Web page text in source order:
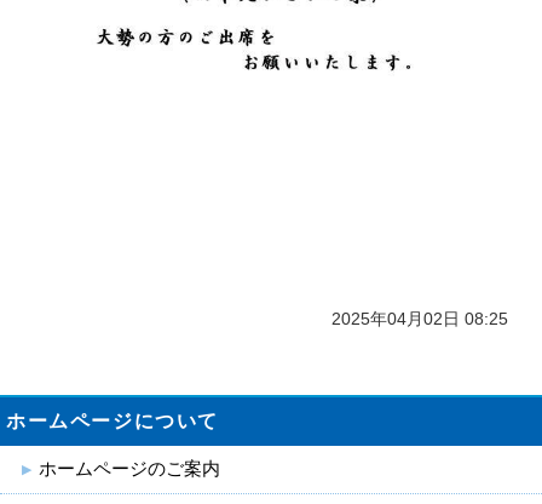
2025年04月02日 08:25
ホームページについて
ホームページのご案内